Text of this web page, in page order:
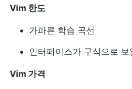
Vim 한도
가파른 학습 곡선
인터페이스가 구식으로
Vim 가격